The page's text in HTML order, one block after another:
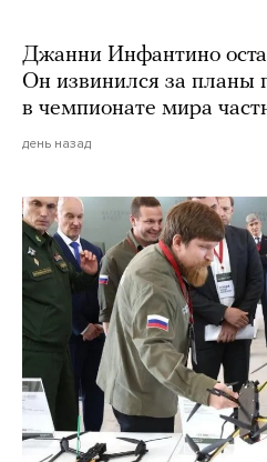
Джанни Инфантино
Он извинился за планы
в чемпионате мира
день назад